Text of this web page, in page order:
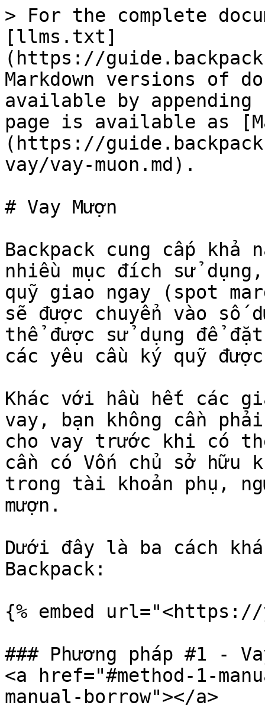
> For the complete
[llms.txt]
(https://
Markdown versions of
available by
page is available as
(https://
vay/vay-muon.md).
# Vay Mượn
Backpack cung cấp khả
nhiều mục đích sử
quỹ giao ngay (spot
sẽ được chuyển vào số
thể được sử dụng để
các yêu cầu ký quỹ
Khác với hầu hết các
vay, bạn không cần
cho vay trước khi có
cần có Vốn chủ sở hữu
trong tài khoản phụ,
mượn.
Dưới đây là ba cách
Backpack:
{% embed url="<https://
### Phương pháp #1 -
<a href="#method-1-
manual-borrow"></a>